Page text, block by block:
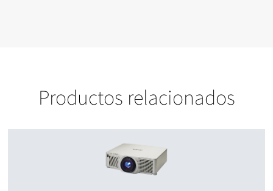
Productos relacionados